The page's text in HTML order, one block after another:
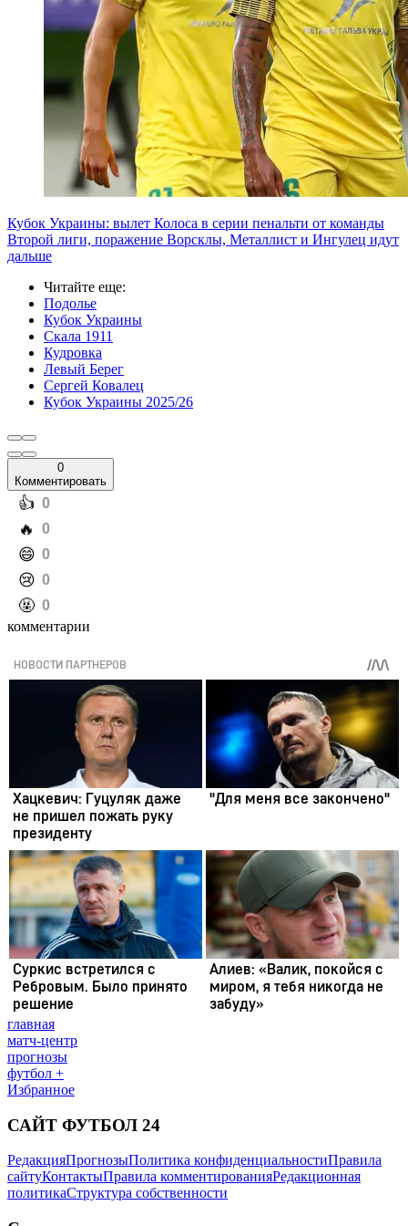
Кубок Украины: вылет Колоса в серии пенальти от команды
Второй лиги, поражение Ворсклы, Металлист и Ингулец идут
дальше
Читайте еще:
Подолье
Кубок Украины
Скала 1911
Кудровка
Левый Берег
Сергей Ковалец
Кубок Украины 2025/26
0
Комментировать
️👍 0
️🔥 0
️😄 0
️😢 0
️🤬 0
комментарии
главная
матч-центр
прогнозы
футбол +
Избранное
САЙТ ФУТБОЛ 24
РедакцияПрогнозыПолитика конфиденциальностиПравила
сайтуКонтактыПравила комментированияРедакционная
политикаСтруктура собственности